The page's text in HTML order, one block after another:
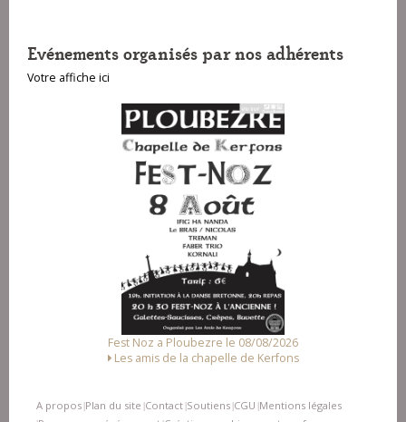
Evénements organisés par nos adhérents
Votre affiche ici
Fest Noz a Ploubezre le 08/08/2026
Les amis de la chapelle de Kerfons
A propos Plan du site Contact Soutiens CGU Mentions légales